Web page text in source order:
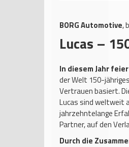
BORG Automotive,
Lucas –
In diesem Jahr
der Welt 150-
Vertrauen basiert.
Lucas sind weltweit
jahrzehntelange
Partner, auf den
Durch die